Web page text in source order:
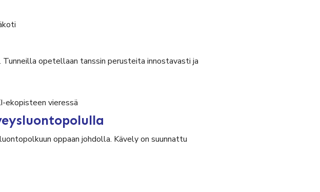
Tunneilla opetellaan tanssin perusteita innostavasti ja
ekopisteen vieressä
oppaan johdolla. Kävely on suunnattu